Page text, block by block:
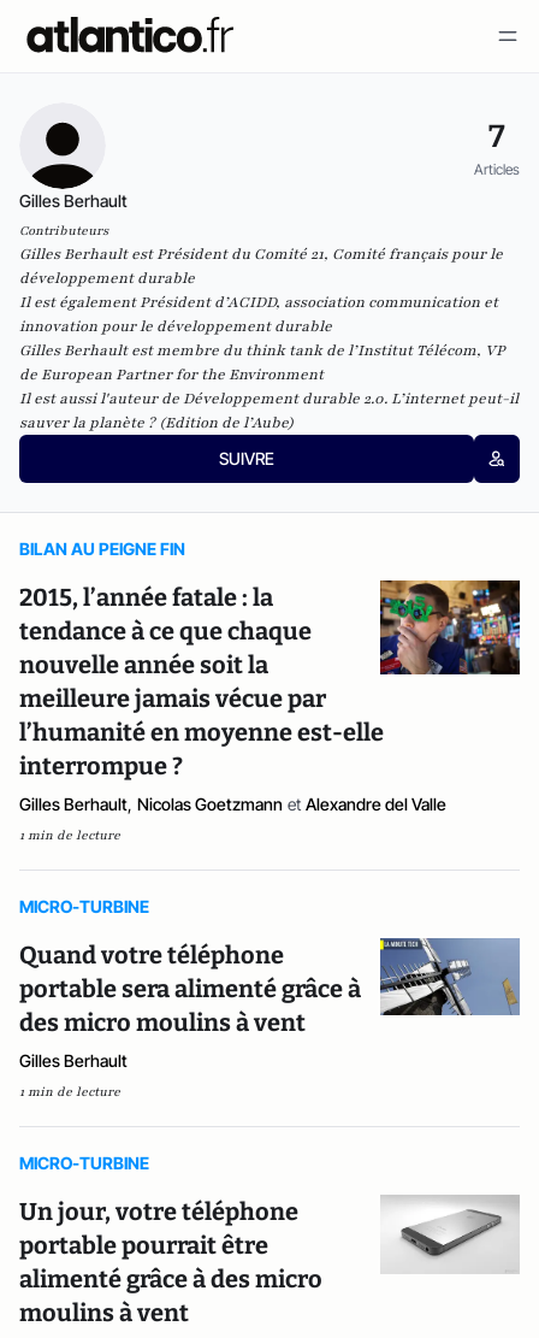
7
Articles
Gilles Berhault
Contributeurs
Gilles Berhault est Président du Comité 21, Comité français pour le
développement durable
Il est également Président d’ACIDD, association communication et
innovation pour le développement durable
Gilles Berhault est membre du think tank de l’Institut Télécom, VP
de European Partner for the Environment
Il est aussi l'auteur deDéveloppement durable 2.0. L’internet peut-il
sauver la planète ?(Edition de l’Aube)
SUIVRE
BILAN AU PEIGNE FIN
2015, l’année fatale : la
tendance à ce que chaque
nouvelle année soit la
meilleure jamais vécue par
l’humanité en moyenne est-elle
interrompue ?
Gilles Berhault, Nicolas Goetzmann et Alexandre del Valle
1 min de lecture
MICRO-TURBINE
Quand votre téléphone
portable sera alimenté grâce à
des micro moulins à vent
Gilles Berhault
1 min de lecture
MICRO-TURBINE
Un jour, votre téléphone
portable pourrait être
alimenté grâce à des micro
moulins à vent